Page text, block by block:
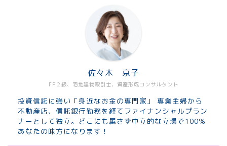
FP２級、宅地建物取引士、資産形成コンサルタント
佐々木 京子
投資信託に強い「身近なお金の専門家」 専業主婦から
不動産店、信託銀行勤務を経てファイナンシャルプラン
ナーとして独立。どこにも属さず中立的な立場で100％
あなたの味方になります！